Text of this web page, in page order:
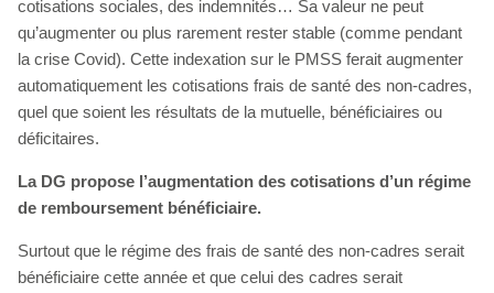
cotisations sociales, des indemnités… Sa valeur ne peut
qu’augmenter ou plus rarement rester stable (comme pendant
la crise Covid). Cette indexation sur le PMSS ferait augmenter
automatiquement les cotisations frais de santé des non-cadres,
quel que soient les résultats de la mutuelle, bénéficiaires ou
déficitaires.
La DG propose l’augmentation des cotisations d’un régime
de remboursement bénéficiaire.
Surtout que le régime des frais de santé des non-cadres serait
bénéficiaire cette année et que celui des cadres serait